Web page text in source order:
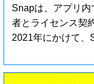
Snapは、アプリ内
者とライセンス契
2021年にかけて